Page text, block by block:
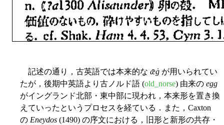
記述の通り，古英語では本来的な ǣġ が用いられてい
たが，後期中英語より古ノルド語 (old_norse) 由来の egg
がイングランド北部・東中部に現われ，本来形を置き換
えていったというプロセスを経ている．また，Caxton
の Eneydos (1490) の序文における，旧形と新形の共存・